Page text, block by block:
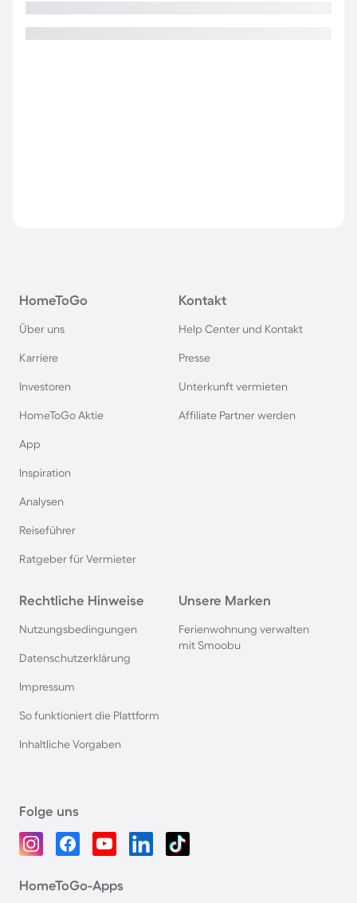
HomeToGo
Über uns
Karriere
Investoren
HomeToGo Aktie
App
Inspiration
Analysen
Reiseführer
Ratgeber für Vermieter
Kontakt
Help Center und Kontakt
Presse
Unterkunft vermieten
Affiliate Partner werden
Rechtliche Hinweise
Nutzungsbedingungen
Datenschutzerklärung
Impressum
So funktioniert die Plattform
Inhaltliche Vorgaben
Unsere Marken
Ferienwohnung verwalten
mit Smoobu
Folge uns
HomeToGo-Apps